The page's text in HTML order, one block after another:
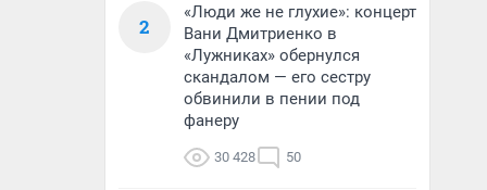
2
«Люди же не глухие»: концерт
Вани Дмитриенко в
«Лужниках» обернулся
скандалом — его сестру
обвинили в пении под
фанеру
30 428 50